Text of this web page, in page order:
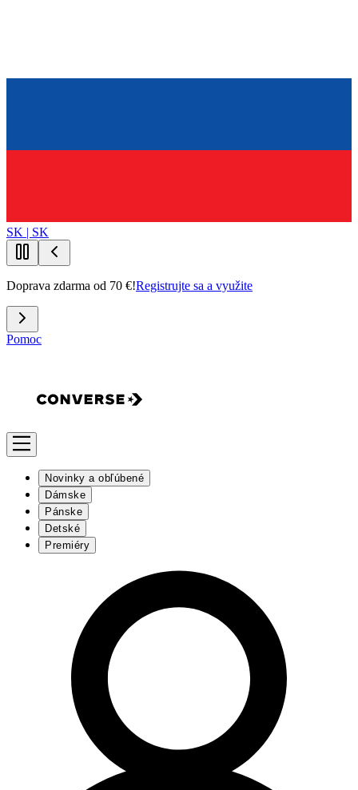
SK | SK
Doprava zdarma od 70 €!Registrujte sa a využite
Pomoc
Novinky a obľúbené
Dámske
Pánske
Detské
Premiéry